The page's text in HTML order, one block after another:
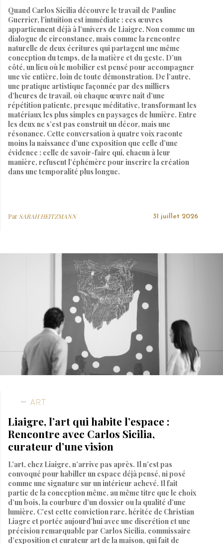
Quand Carlos Sicilia découvre le travail de Pauline
Guerrier, l’intuition est immédiate : ces œuvres
appartiennent déjà à l’univers de Liaigre. Non comme un
dialogue de circonstance, mais comme la rencontre
naturelle de deux écritures qui partagent une même
conception du temps, de la matière et du geste. D’un
côté, un lieu où le mobilier est pensé pour accompagner
une vie entière, loin de toute démonstration. De l’autre,
une pratique artistique façonnée par des milliers
d’heures de travail, où chaque œuvre naît d’une
répétition patiente, presque méditative, transformant les
matériaux les plus simples en paysages de lumière. Entre
les deux ne s’est pas construit un décor, mais une
résonance. Cette conversation à quatre voix raconte
moins la naissance d’une exposition que celle d’une
évidence : celle de savoir-faire qui, chacun à leur
manière, refusent l’éphémère pour inscrire la création
dans une temporalité plus longue.
Par SARAH HEITZMANN 31 juillet 2026
ART
Liaigre, l’art qui habite l’espace :
Rencontre avec Carlos Sicilia,
curateur d’une vision
L’art, chez Liaigre, n’arrive pas après. Il n’est pas
convoqué pour habiller un espace déjà pensé, ni posé
comme une signature sur un intérieur achevé. Il fait
partie de la conception même, au même titre que le choix
d’un bois, la courbure d’un dossier ou la qualité d’une
lumière. C’est cette conviction rare, héritée de Christian
Liagre et portée aujourd’hui avec une discrétion et une
précision remarquable par Carlos Sicilia, commissaire
d’exposition et curateur art de la maison, qui fait de